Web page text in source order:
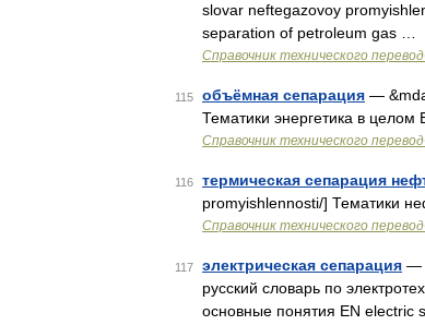
slovar neftegazovoy
separation of petroleum gas …
Справочник технического
115 объёмная сепарация —
Тематики энергетика в целом
Справочник технического
116 термическая сепарация
promyishlennosti/] Тематики
Справочник технического
117 электрическая сепарация —
русский словарь по
основные понятия EN electric